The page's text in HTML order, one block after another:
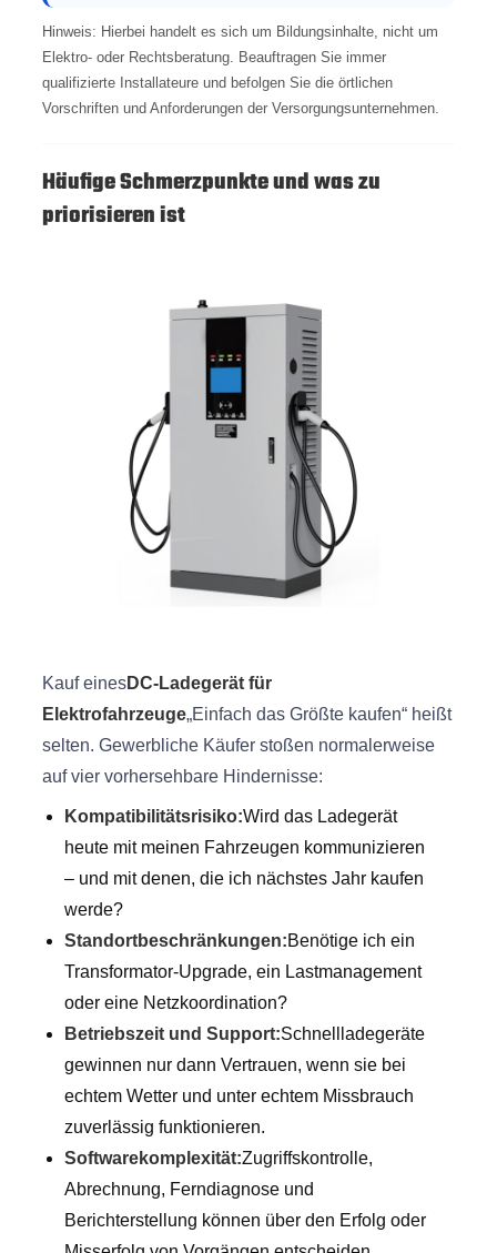
Hinweis: Hierbei handelt es sich um Bildungsinhalte, nicht um
Elektro- oder Rechtsberatung. Beauftragen Sie immer
qualifizierte Installateure und befolgen Sie die örtlichen
Vorschriften und Anforderungen der Versorgungsunternehmen.
Häufige Schmerzpunkte und was zu
priorisieren ist
Kauf einesDC-Ladegerät für
Elektrofahrzeuge„Einfach das Größte kaufen“ heißt
selten. Gewerbliche Käufer stoßen normalerweise
auf vier vorhersehbare Hindernisse:
Kompatibilitätsrisiko:Wird das Ladegerät
heute mit meinen Fahrzeugen kommunizieren
– und mit denen, die ich nächstes Jahr kaufen
werde?
Standortbeschränkungen:Benötige ich ein
Transformator-Upgrade, ein Lastmanagement
oder eine Netzkoordination?
Betriebszeit und Support:Schnellladegeräte
gewinnen nur dann Vertrauen, wenn sie bei
echtem Wetter und unter echtem Missbrauch
zuverlässig funktionieren.
Softwarekomplexität:Zugriffskontrolle,
Abrechnung, Ferndiagnose und
Berichterstellung können über den Erfolg oder